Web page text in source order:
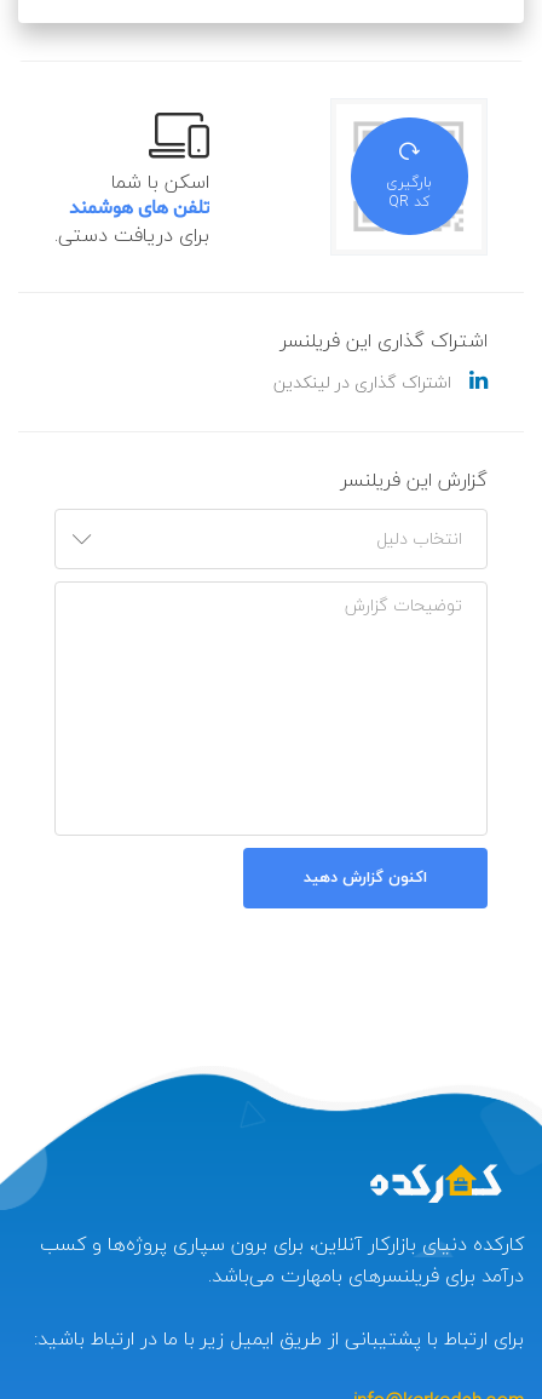
بارگیری
کد QR
اسکن با شما
تلفن های هوشمند
برای دریافت دستی.
اشتراک گذاری این فریلنسر
اشتراک گذاری در لینکدین
گزارش این فریلنسر
اکنون گزارش دهید
کارکده دنیای بازارکار آنلاین، برای برون سپاری پروژه‌ها و کسب
درآمد برای فریلنسرهای بامهارت می‌باشد.
برای ارتباط با پشتیبانی از طریق ایمیل زیر با ما در ارتباط باشید: